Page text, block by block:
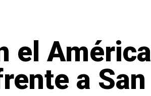
el América
a San